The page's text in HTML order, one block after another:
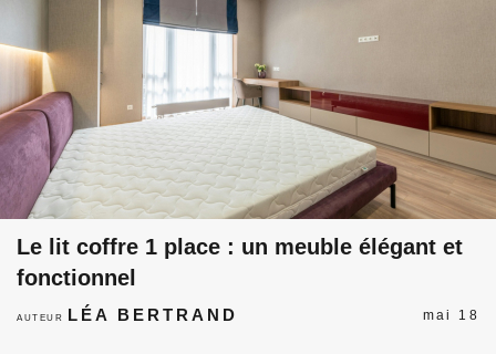
Le lit coffre 1 place : un meuble élégant et
fonctionnel
AUTEUR LÉA BERTRAND mai 18